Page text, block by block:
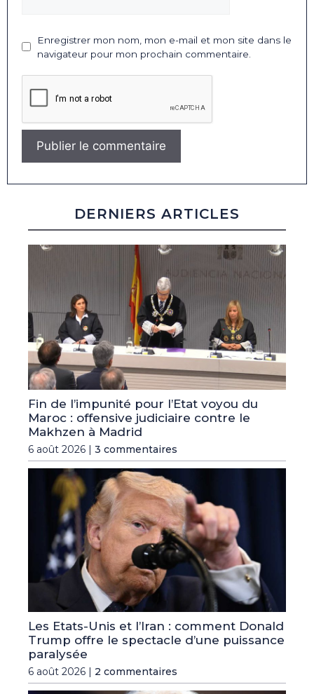
Enregistrer mon nom, mon e-mail et mon site dans le
navigateur pour mon prochain commentaire.
DERNIERS ARTICLES
Fin de l’impunité pour l’Etat voyou du
Maroc : offensive judiciaire contre le
Makhzen à Madrid
6 août 2026 | 3 commentaires
Les Etats-Unis et l’Iran : comment Donald
Trump offre le spectacle d’une puissance
paralysée
6 août 2026 | 2 commentaires